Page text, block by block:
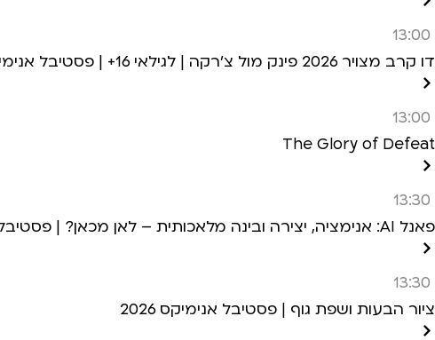
13:00
דו קרב מצויר 2026 פינק מול צ’רקה | לגילאי 16+ | פסטיבל אנימיקס 2026
13:00
The Glory of Defeat
13:30
פאנל AI: אנימציה, יצירה ובינה מלאכותית – לאן מכאן? | פסטיבל אנימיקס 2026
13:30
ציור הבעות ושפת גוף | פסטיבל אנימיקס 2026